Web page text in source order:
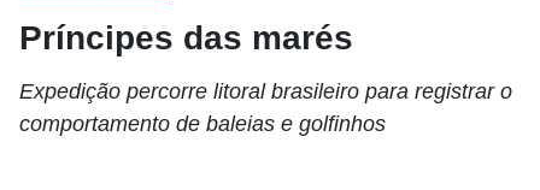
Príncipes das marés
Expedição percorre litoral brasileiro para registrar o
comportamento de baleias e golfinhos